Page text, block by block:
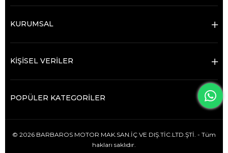
KURUMSAL
KİŞİSEL VERİLER
POPÜLER KATEGORİLER
© 2026 BARBAROS MOTOR MAK.SAN.İÇ VE DIŞ.TİC.LTD.ŞTİ. - Tüm
hakları saklıdır.